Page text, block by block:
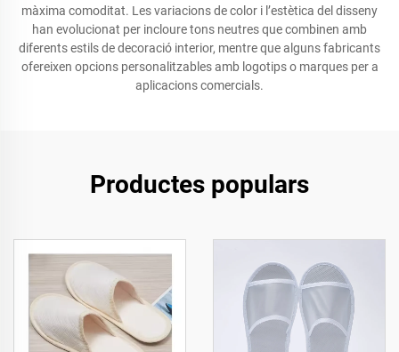
màxima comoditat. Les variacions de color i l’estètica del disseny
han evolucionat per incloure tons neutres que combinen amb
diferents estils de decoració interior, mentre que alguns fabricants
ofereixen opcions personalitzables amb logotips o marques per a
aplicacions comercials.
Productes populars